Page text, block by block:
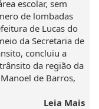
escolar, sem
de lombadas
de Lucas do
da Secretaria de
concluiu a
da região da
de Barros,
Leia Mais